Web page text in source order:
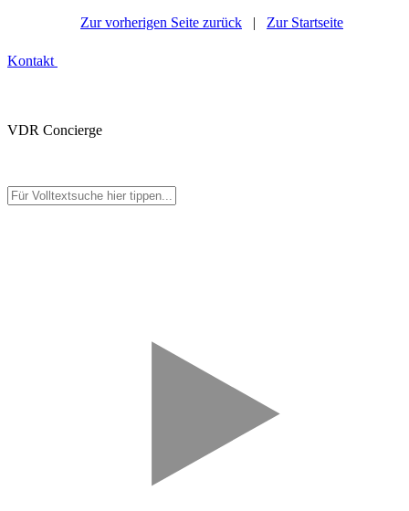
Zur vorherigen Seite zurück | Zur Startseite
Kontakt
VDR Concierge